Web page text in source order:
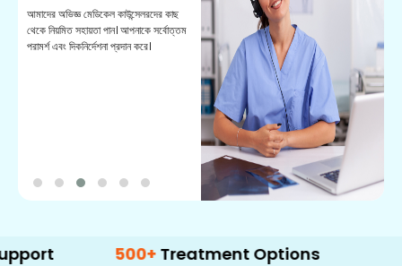
আমাদের অভিজ্ঞ মেডিকেল কাউন্সেলরদের কাছ
থেকে নিয়মিত সহায়তা পান। আপনাকে সর্বোত্তম
পরামর্শ এবং দিকনির্দেশনা প্রদান করে।
500+ Treatment Options